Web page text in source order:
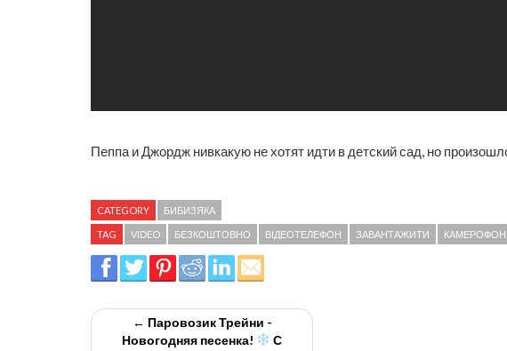
Пеппа и Джордж нивкакую не хотят идти в детский сад, но
CATEGORY БИБИЗЯКА
TAG VIDEO БЕЗКОШТОВНО ВІДЕОТЕЛЕФОН ЗАВАНТАЖИТИ КАМЕРОФОН
← Паровозик Трейни -
Новогодняя песенка!
С